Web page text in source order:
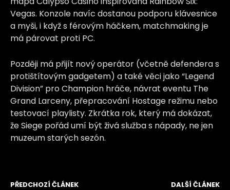
Vegas. Konzole navíc dostanou podporu klávesnice
a myši, i když s férovým háčkem, matchmaking je
má párovat proti PC.
Později má přijít nový operátor (včetně defendera s
protištítovým gadgetem) a také věci jako “Legend
Division” pro Champion hráče, návrat eventu The
Grand Larceny, přepracování Hostage režimu nebo
testovací playlisty. Zkrátka rok, který má dokázat,
že Siege pořád umí být živá služba s nápady, ne jen
muzeum starých sezón.
PŘEDCHOZÍ ČLÁNEK DALŠÍ ČLÁNEK